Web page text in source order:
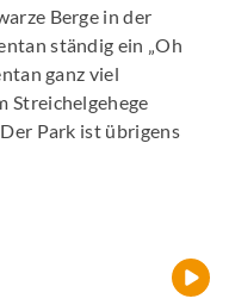
Berge in der
ständig ein „Oh
ganz viel
Streichelgehege
Park ist übrigens